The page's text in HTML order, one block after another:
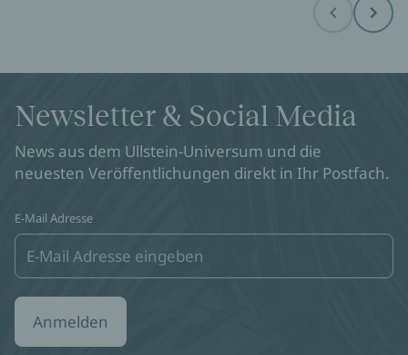
Before Next
Newsletter & Social Media
News aus dem Ullstein-Universum und die
neuesten Veröffentlichungen direkt in Ihr Postfach.
E-Mail Adresse
Anmelden